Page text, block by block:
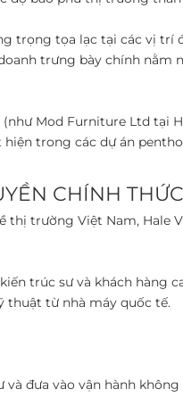
tọa lạc tại các vị trí
trưng bày chính
Mod Furniture Ltd tại
trong các dự án
CHÍNH THỨC
trường Việt Nam, Hale
trúc sư và khách hàng
thuật từ nhà máy quốc tế.
đưa vào vận hành